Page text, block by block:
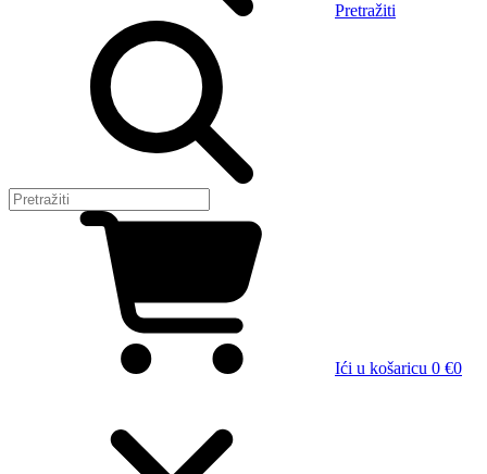
Pretražiti
Ići u košaricu 0 €0